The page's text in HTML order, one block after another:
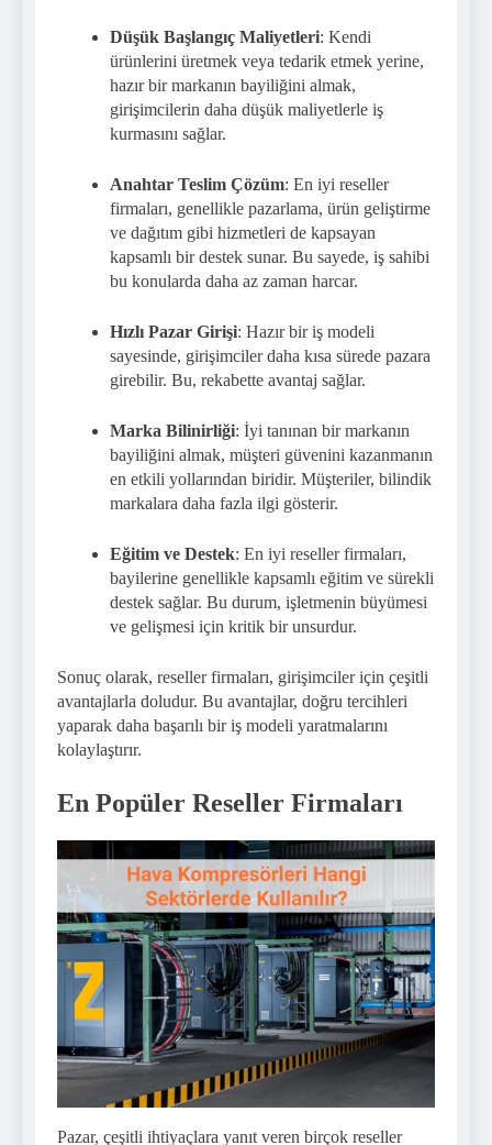
Düşük Başlangıç Maliyetleri: Kendi
ürünlerini üretmek veya tedarik etmek yerine,
hazır bir markanın bayiliğini almak,
girişimcilerin daha düşük maliyetlerle iş
kurmasını sağlar.
Anahtar Teslim Çözüm: En iyi reseller
firmaları, genellikle pazarlama, ürün geliştirme
ve dağıtım gibi hizmetleri de kapsayan
kapsamlı bir destek sunar. Bu sayede, iş sahibi
bu konularda daha az zaman harcar.
Hızlı Pazar Girişi: Hazır bir iş modeli
sayesinde, girişimciler daha kısa sürede pazara
girebilir. Bu, rekabette avantaj sağlar.
Marka Bilinirliği: İyi tanınan bir markanın
bayiliğini almak, müşteri güvenini kazanmanın
en etkili yollarından biridir. Müşteriler, bilindik
markalara daha fazla ilgi gösterir.
Eğitim ve Destek: En iyi reseller firmaları,
bayilerine genellikle kapsamlı eğitim ve sürekli
destek sağlar. Bu durum, işletmenin büyümesi
ve gelişmesi için kritik bir unsurdur.
Sonuç olarak, reseller firmaları, girişimciler için çeşitli
avantajlarla doludur. Bu avantajlar, doğru tercihleri
yaparak daha başarılı bir iş modeli yaratmalarını
kolaylaştırır.
En Popüler Reseller Firmaları
Pazar, çeşitli ihtiyaçlara yanıt veren birçok reseller